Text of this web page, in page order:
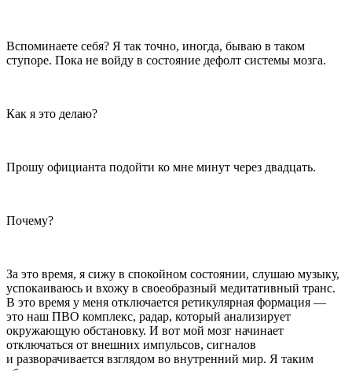
Вспоминаете себя? Я так точно, иногда, бываю в таком
ступоре. Пока не войду в состояние дефолт системы мозга.
Как я это делаю?
Прошу официанта подойти ко мне минут через двадцать.
Почему?
За это время, я сижу в спокойном состоянии, слушаю музыку,
успокаиваюсь и вхожу в своеобразный медитативный транс.
В это время у меня отключается ретикулярная формация —
это наш ПВО комплекс, радар, который анализирует
окружающую обстановку. И вот мой мозг начинает
отключаться от внешних импульсов, сигналов
и разворачивается взглядом во внутренний мир. Я таким